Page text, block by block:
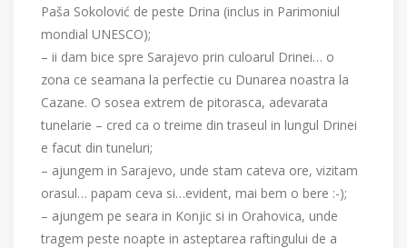
Paša Sokolović de peste Drina (inclus in Parimoniul
mondial UNESCO);
– ii dam bice spre Sarajevo prin culoarul Drinei… o
zona ce seamana la perfectie cu Dunarea noastra la
Cazane. O sosea extrem de pitorasca, adevarata
tunelarie – cred ca o treime din traseul in lungul Drinei
e facut din tuneluri;
– ajungem in Sarajevo, unde stam cateva ore, vizitam
orasul… papam ceva si…evident, mai bem o bere :-);
– ajungem pe seara in Konjic si in Orahovica, unde
tragem peste noapte in asteptarea raftingului de a